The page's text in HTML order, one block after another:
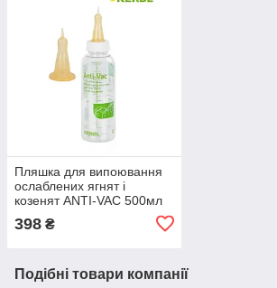
Пляшка для випоювання
ослаблених ягнят і
козенят ANTI-VAC 500мл
KERBL, ділильна шкала по
50мл (Німеччина)
398 ₴
Подібні товари компанії